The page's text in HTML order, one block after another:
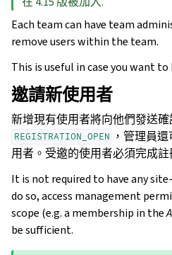
Each team can have team
remove users within the team.
This is useful in case you want
邀請新使用者
新增現有使用者將向他們發送
REGISTRATION_OPEN ，管理員
用者。受邀的使用者必須完成
It is not required to have any
do so, access management
scope (e.g. a membership in the
be sufficient.